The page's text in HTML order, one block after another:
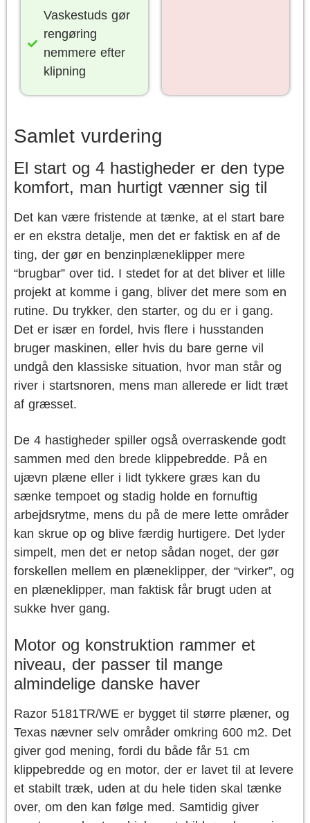
Vaskestuds gør
rengøring
nemmere efter
klipning
Samlet vurdering
El start og 4 hastigheder er den type
komfort, man hurtigt vænner sig til
Det kan være fristende at tænke, at el start bare
er en ekstra detalje, men det er faktisk en af de
ting, der gør en benzinplæneklipper mere
“brugbar” over tid. I stedet for at det bliver et lille
projekt at komme i gang, bliver det mere som en
rutine. Du trykker, den starter, og du er i gang.
Det er især en fordel, hvis flere i husstanden
bruger maskinen, eller hvis du bare gerne vil
undgå den klassiske situation, hvor man står og
river i startsnoren, mens man allerede er lidt træt
af græsset.
De 4 hastigheder spiller også overraskende godt
sammen med den brede klippebredde. På en
ujævn plæne eller i lidt tykkere græs kan du
sænke tempoet og stadig holde en fornuftig
arbejdsrytme, mens du på de mere lette områder
kan skrue op og blive færdig hurtigere. Det lyder
simpelt, men det er netop sådan noget, der gør
forskellen mellem en plæneklipper, der “virker”, og
en plæneklipper, man faktisk får brugt uden at
sukke hver gang.
Motor og konstruktion rammer et
niveau, der passer til mange
almindelige danske haver
Razor 5181TR/WE er bygget til større plæner, og
Texas nævner selv områder omkring 600 m2. Det
giver god mening, fordi du både får 51 cm
klippebredde og en motor, der er lavet til at levere
et stabilt træk, uden at du hele tiden skal tænke
over, om den kan følge med. Samtidig giver